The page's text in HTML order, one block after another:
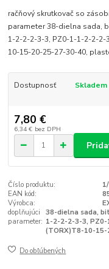
račňový skrutkovač so
parameter 38-dielna sada,
1-2-2-2-3-3, PZ0-1-1-2-2-2-
10-15-20-25-27-30-40,
Dostupnosť Skladem
7,80 €
6,34 € bez DPH
Číslo produktu:
EAN kód:
Výrobca:
doplňujúci
parameter:
38-dielna sada,
1-2-2-2-3-3,
(TORX)T8-10-
Do obľúbených